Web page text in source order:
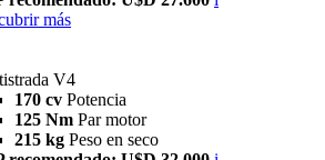
más
V4
170 cv Potencia
125 Nm Par motor
215 kg Peso en seco